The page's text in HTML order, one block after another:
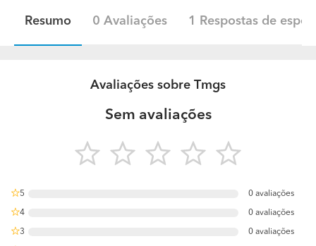
Resumo 0 Avaliações 1 Respostas de
Avaliações sobre Tmgs
Sem avaliações
5 0 avaliações
4 0 avaliações
3 0 avaliações